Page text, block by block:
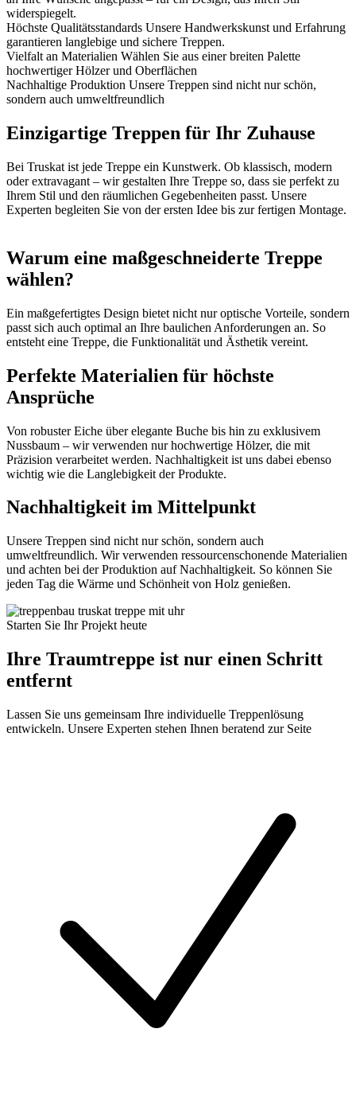
widerspiegelt.
Höchste Qualitätsstandards Unsere Handwerkskunst und Erfahrung
garantieren langlebige und sichere Treppen.
Vielfalt an Materialien Wählen Sie aus einer breiten Palette
hochwertiger Hölzer und Oberflächen
Nachhaltige Produktion Unsere Treppen sind nicht nur schön,
sondern auch umweltfreundlich
Einzigartige Treppen für Ihr Zuhause
Bei Truskat ist jede Treppe ein Kunstwerk. Ob klassisch, modern
oder extravagant – wir gestalten Ihre Treppe so, dass sie perfekt zu
Ihrem Stil und den räumlichen Gegebenheiten passt. Unsere
Experten begleiten Sie von der ersten Idee bis zur fertigen Montage.
Warum eine maßgeschneiderte Treppe
wählen?
Ein maßgefertigtes Design bietet nicht nur optische Vorteile, sondern
passt sich auch optimal an Ihre baulichen Anforderungen an. So
entsteht eine Treppe, die Funktionalität und Ästhetik vereint.
Perfekte Materialien für höchste
Ansprüche
Von robuster Eiche über elegante Buche bis hin zu exklusivem
Nussbaum – wir verwenden nur hochwertige Hölzer, die mit
Präzision verarbeitet werden. Nachhaltigkeit ist uns dabei ebenso
wichtig wie die Langlebigkeit der Produkte.
Nachhaltigkeit im Mittelpunkt
Unsere Treppen sind nicht nur schön, sondern auch
umweltfreundlich. Wir verwenden ressourcenschonende Materialien
und achten bei der Produktion auf Nachhaltigkeit. So können Sie
jeden Tag die Wärme und Schönheit von Holz genießen.
Starten Sie Ihr Projekt heute
Ihre Traumtreppe ist nur einen Schritt
entfernt
Lassen Sie uns gemeinsam Ihre individuelle Treppenlösung
entwickeln. Unsere Experten stehen Ihnen beratend zur Seite